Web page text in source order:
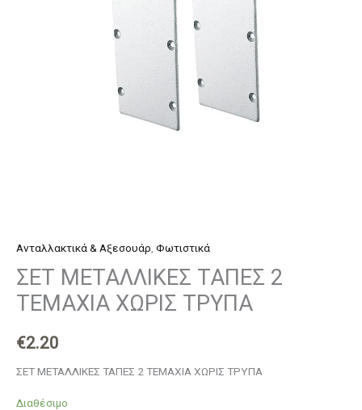
Ανταλλακτικά & Αξεσουάρ, Φωτιστικά
ΣΕΤ ΜΕΤΑΛΛΙΚΕΣ ΤΑΠΕΣ 2
ΤΕΜΑΧΙΑ ΧΩΡΙΣ ΤΡΥΠΑ
€2.20
ΣΕΤ ΜΕΤΑΛΛΙΚΕΣ ΤΑΠΕΣ 2 ΤΕΜΑΧΙΑ ΧΩΡΙΣ ΤΡΥΠΑ
Διαθέσιμο